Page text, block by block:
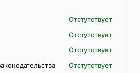
Отстутствует
Отстутствует
Отстутствует
Отстутствует